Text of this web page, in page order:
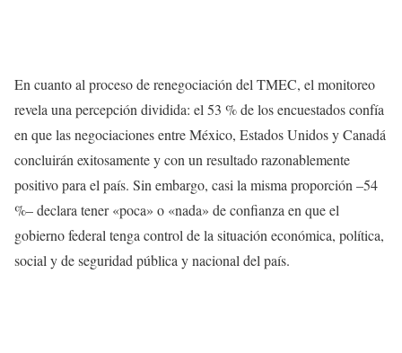
En cuanto al proceso de renegociación del TMEC, el monitoreo
revela una percepción dividida: el 53 % de los encuestados confía
en que las negociaciones entre México, Estados Unidos y Canadá
concluirán exitosamente y con un resultado razonablemente
positivo para el país. Sin embargo, casi la misma proporción –54
%– declara tener «poca» o «nada» de confianza en que el
gobierno federal tenga control de la situación económica, política,
social y de seguridad pública y nacional del país.